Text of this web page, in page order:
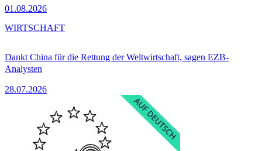
01.08.2026
Dankt China für die Rettung der Weltwirtschaft, sagen EZB-
Analysten
28.07.2026
WIRTSCHAFT